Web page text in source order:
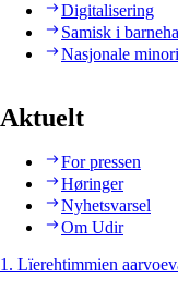
Digitalisering
Samisk i
Nasjonale
Aktuelt
For pressen
Høringer
Nyhetsvarsel
Om Udir
1. Lïerehtimmien